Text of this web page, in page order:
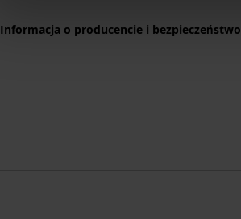
Informacja o producencie i bezpieczeństwo